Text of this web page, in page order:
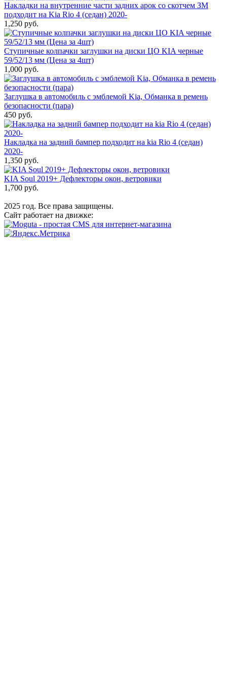
Накладки на внутренние части задних арок со скотчем ЗМ
подходит на Kia Rio 4 (седан) 2020-
1,250 руб.
Ступичные колпачки заглушки на диски ЦО KIA черные
59/52/13 мм (Цена за 4шт)
1,000 руб.
Заглушка в автомобиль с эмблемой Kia, Обманка в ремень
безопасности (пара)
450 руб.
Накладка на задний бампер подходит на kia Rio 4 (седан)
2020-
1,350 руб.
KIA Soul 2019+ Дефлекторы окон, ветровики
1,700 руб.
2025 год. Все права защищены.
Сайт работает на движке: